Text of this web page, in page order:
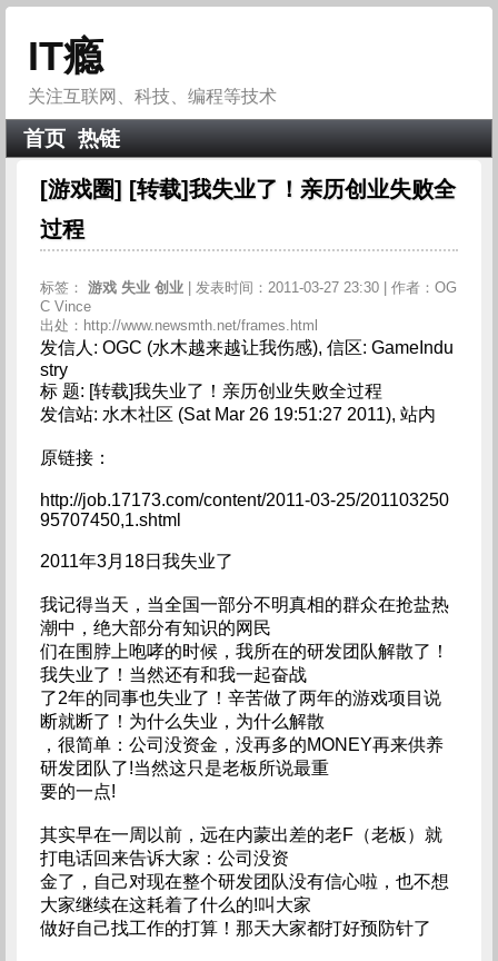
IT瘾
关注互联网、科技、编程等技术
首页 热链
[游戏圈] [转载]我失业了！亲历创业失败全
过程
标签： 游戏 失业 创业
| 发表时间：2011-03-27 23:30 | 作者：OG
C Vince
出处：http://www.newsmth.net/frames.html
发信人: OGC (水木越来越让我伤感), 信区: GameIndu
stry
标 题: [转载]我失业了！亲历创业失败全过程
发信站: 水木社区 (Sat Mar 26 19:51:27 2011), 站内
原链接：
http://job.17173.com/content/2011-03-25/201103250
95707450,1.shtml
2011年3月18日我失业了
我记得当天，当全国一部分不明真相的群众在抢盐热
潮中，绝大部分有知识的网民
们在围脖上咆哮的时候，我所在的研发团队解散了！
我失业了！当然还有和我一起奋战
了2年的同事也失业了！辛苦做了两年的游戏项目说
断就断了！为什么失业，为什么解散
，很简单：公司没资金，没再多的MONEY再来供养
研发团队了!当然这只是老板所说最重
要的一点!
其实早在一周以前，远在内蒙出差的老F（老板）就
打电话回来告诉大家：公司没资
金了，自己对现在整个研发团队没有信心啦，也不想
大家继续在这耗着了什么的!叫大家
做好自己找工作的打算！那天大家都打好预防针了